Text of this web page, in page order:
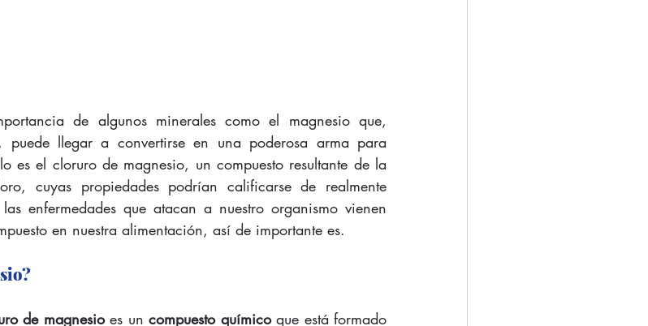
de algunos minerales como el magnesio que,
puede llegar a convertirse en una poderosa arma para
es el cloruro de magnesio, un compuesto resultante de la
cuyas propiedades podrían calificarse de realmente
enfermedades que atacan a nuestro organismo vienen
en nuestra alimentación, así de importante es.
de magnesio es un compuesto químico que está formado